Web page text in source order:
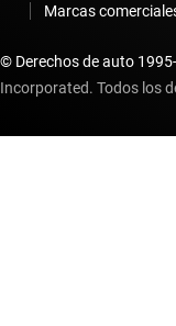
Marcas
© Derechos de auto 1995-
Incorporated. Todos los